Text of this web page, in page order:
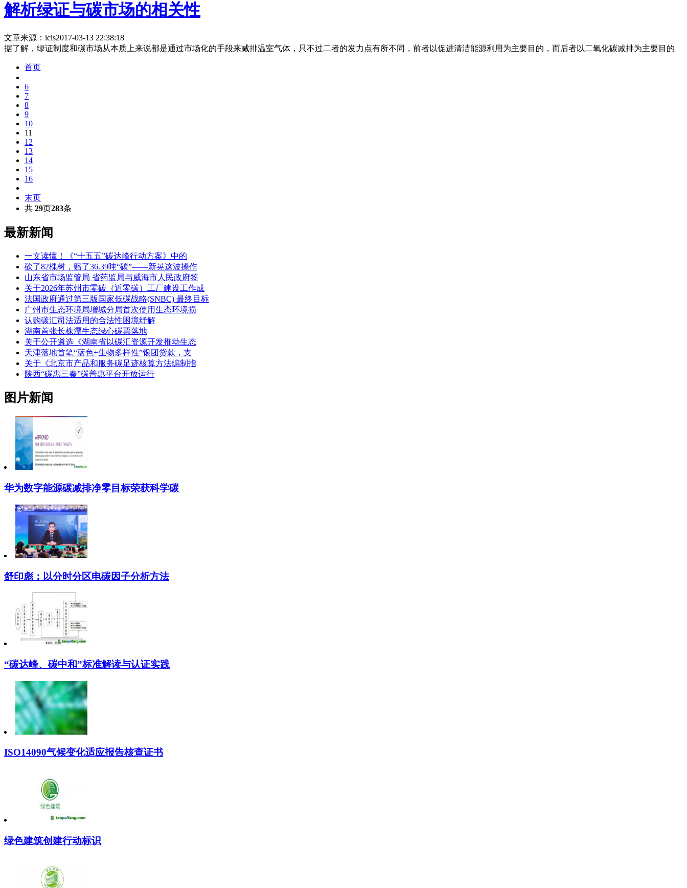
解析绿证与碳市场的相关性
文章来源：icis2017-03-13 22:38:18
据了解，绿证制度和碳市场从本质上来说都是通过市场化的手段来减排温室气体，只不过二者的发力点有所不同，前者以促进清洁能源利用为主要目的，而后者以二氧化碳减排为主要目的
首页
6
7
8
9
10
11
12
13
14
15
16
末页
共 29页283条
最新新闻
一文读懂！《“十五五”碳达峰行动方案》中的
砍了82棵树，赔了36.39吨“碳”——新晃这波操作
山东省市场监管局 省药监局与威海市人民政府签
关于2026年苏州市零碳（近零碳）工厂建设工作成
法国政府通过第三版国家低碳战略(SNBC) 最终目标
广州市生态环境局增城分局首次使用生态环境损
认购碳汇司法适用的合法性困境纾解
湖南首张长株潭生态绿心碳票落地
关于公开遴选《湖南省以碳汇资源开发推动生态
天津落地首笔“蓝色+生物多样性”银团贷款，支
关于《北京市产品和服务碳足迹核算方法编制指
陕西“碳惠三秦”碳普惠平台开放运行
图片新闻
华为数字能源碳减排净零目标荣获科学碳
舒印彪：以分时分区电碳因子分析方法
“碳达峰、碳中和”标准解读与认证实践
ISO14090气候变化适应报告核查证书
绿色建筑创建行动标识